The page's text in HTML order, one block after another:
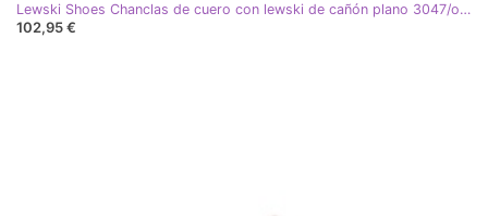
Lewski Shoes Chanclas de cuero con lewski de cañón plano 3047/o -golden limpio dorado
102,95 €